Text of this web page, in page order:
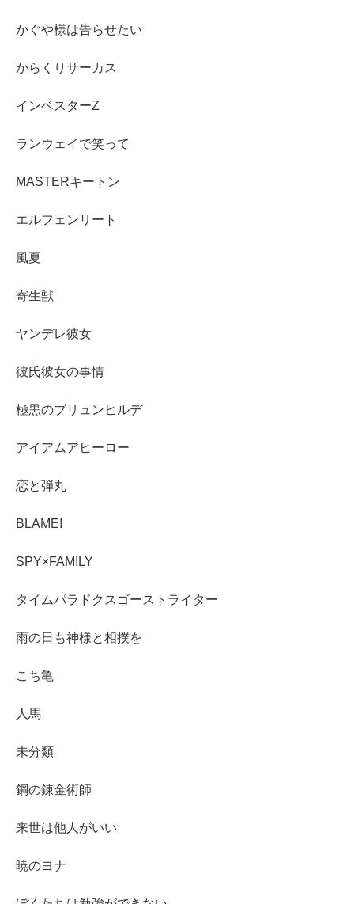
かぐや様は告らせたい
からくりサーカス
インベスターZ
ランウェイで笑って
MASTERキートン
エルフェンリート
風夏
寄生獣
ヤンデレ彼女
彼氏彼女の事情
極黒のブリュンヒルデ
アイアムアヒーロー
恋と弾丸
BLAME!
SPY×FAMILY
タイムパラドクスゴーストライター
雨の日も神様と相撲を
こち亀
人馬
未分類
鋼の錬金術師
来世は他人がいい
暁のヨナ